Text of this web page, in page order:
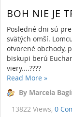
BOH NIE JE
Posledné dni sú
svätých omší.
otvorené obchody,
biskupi berú
viery....????
Read More »
By Marcela
13822 Views, 0